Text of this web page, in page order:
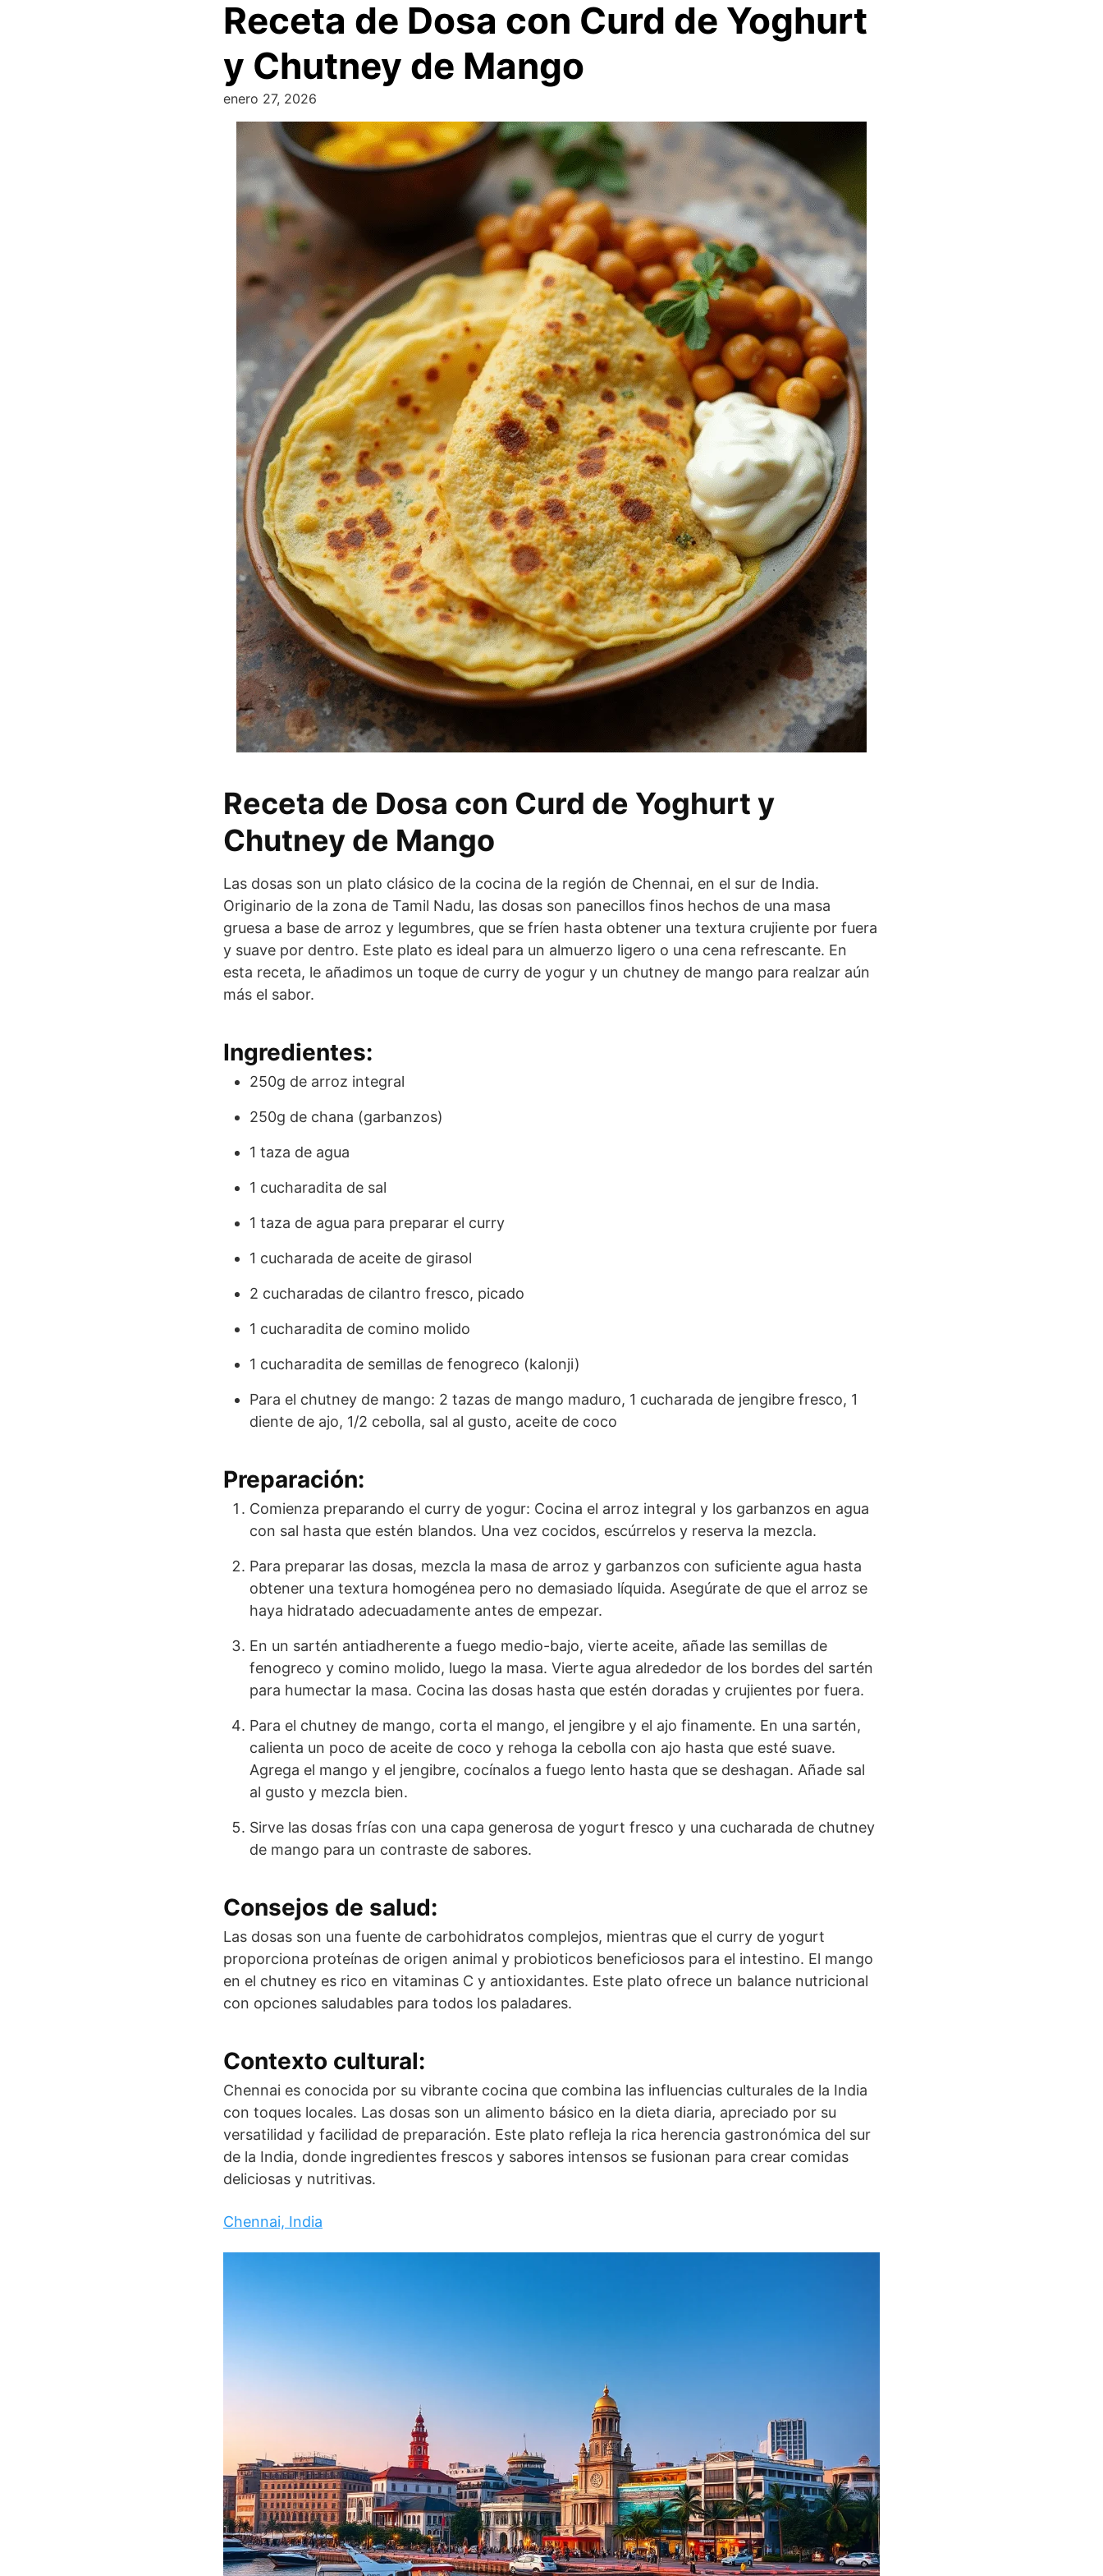
Receta de Dosa con Curd de Yoghurt
y Chutney de Mango
enero 27, 2026
Receta de Dosa con Curd de Yoghurt y
Chutney de Mango
Las dosas son un plato clásico de la cocina de la región de Chennai, en el sur de India.
Originario de la zona de Tamil Nadu, las dosas son panecillos finos hechos de una masa
gruesa a base de arroz y legumbres, que se fríen hasta obtener una textura crujiente por fuera
y suave por dentro. Este plato es ideal para un almuerzo ligero o una cena refrescante. En
esta receta, le añadimos un toque de curry de yogur y un chutney de mango para realzar aún
más el sabor.
Ingredientes:
250g de arroz integral
250g de chana (garbanzos)
1 taza de agua
1 cucharadita de sal
1 taza de agua para preparar el curry
1 cucharada de aceite de girasol
2 cucharadas de cilantro fresco, picado
1 cucharadita de comino molido
1 cucharadita de semillas de fenogreco (kalonji)
Para el chutney de mango: 2 tazas de mango maduro, 1 cucharada de jengibre fresco, 1
diente de ajo, 1/2 cebolla, sal al gusto, aceite de coco
Preparación:
Comienza preparando el curry de yogur: Cocina el arroz integral y los garbanzos en agua
con sal hasta que estén blandos. Una vez cocidos, escúrrelos y reserva la mezcla.
Para preparar las dosas, mezcla la masa de arroz y garbanzos con suficiente agua hasta
obtener una textura homogénea pero no demasiado líquida. Asegúrate de que el arroz se
haya hidratado adecuadamente antes de empezar.
En un sartén antiadherente a fuego medio-bajo, vierte aceite, añade las semillas de
fenogreco y comino molido, luego la masa. Vierte agua alrededor de los bordes del sartén
para humectar la masa. Cocina las dosas hasta que estén doradas y crujientes por fuera.
Para el chutney de mango, corta el mango, el jengibre y el ajo finamente. En una sartén,
calienta un poco de aceite de coco y rehoga la cebolla con ajo hasta que esté suave.
Agrega el mango y el jengibre, cocínalos a fuego lento hasta que se deshagan. Añade sal
al gusto y mezcla bien.
Sirve las dosas frías con una capa generosa de yogurt fresco y una cucharada de chutney
de mango para un contraste de sabores.
Consejos de salud:
Las dosas son una fuente de carbohidratos complejos, mientras que el curry de yogurt
proporciona proteínas de origen animal y probioticos beneficiosos para el intestino. El mango
en el chutney es rico en vitaminas C y antioxidantes. Este plato ofrece un balance nutricional
con opciones saludables para todos los paladares.
Contexto cultural:
Chennai es conocida por su vibrante cocina que combina las influencias culturales de la India
con toques locales. Las dosas son un alimento básico en la dieta diaria, apreciado por su
versatilidad y facilidad de preparación. Este plato refleja la rica herencia gastronómica del sur
de la India, donde ingredientes frescos y sabores intensos se fusionan para crear comidas
deliciosas y nutritivas.
Chennai, India